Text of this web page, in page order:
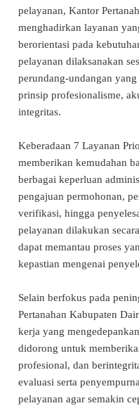
pelayanan, Kantor
menghadirkan layanan
berorientasi pada
pelayanan dilaksanakan
perundang-undangan
prinsip profesionalisme,
integritas.
Keberadaan 7 Layanan
memberikan kemudahan
berbagai keperluan
pengajuan permohonan,
verifikasi, hingga
pelayanan dilakukan
dapat memantau proses
kepastian mengenai
Selain berfokus pada
Pertanahan Kabupaten
kerja yang
didorong untuk
profesional, dan
evaluasi serta
pelayanan agar semakin